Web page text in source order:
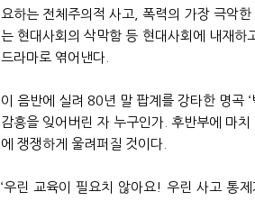
요하는 전체주의적 사고, 폭력의 가장 극악
는 현대사회의 삭막함 등 현대사회에 내재하
드라마로 엮어낸다.
이 음반에 실려 80년 말 팝계를 강타한 명
감흥을 잊어버린 자 누구인가. 후반부에 마
에 쟁쟁하게 울려퍼질 것이다.
‘우린 교육이 필요치 않아요! 우린 사고 통